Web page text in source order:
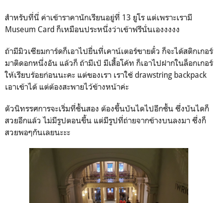
สำหรับที่นี่ ค่าเข้าราคานักเรียนอยู่ที่ 13 ยูโร แต่เพราะเรามี
Museum Card ก็เหมือนประหนึ่งว่าเข้าฟรีนั่นเองงงงง
ถ้ามีมิวเซียมการ์ดก็เอาไปยื่นที่เคาน์เตอร์ขายตั๋ว ก็จะได้สติกเกอร์
มาติดอกหนึ่งอัน แล้วก็ ถ้ามีเป้ มีเสื้อโค้ท ก็เอาไปฝากในล็อกเกอร์
ให้เรียบร้อยก่อนนะคะ แต่ของเรา เราใช้ drawstring backpack
เอาเข้าได้ แต่ต้องสะพายไว้ข้างหน้าค่ะ
ตัวนิทรรศการจะเริ่มที่ชั้นสอง ต้องขึ้นบันไดไปอีกชั้น ซึ่งบันไดก็
สวยอีกแล้ว ไม่มีรูปตอนขึ้น แต่มีรูปที่ถ่ายจากข้างบนลงมา ซึ่งก็
สวยพอๆกันเลยนะะะ